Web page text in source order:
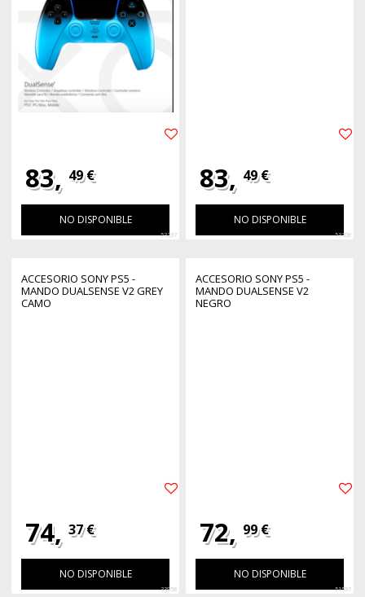
83, 49 €
NO DISPONIBLE
53297
83, 49 €
NO DISPONIBLE
53308
ACCESORIO SONY PS5 -
MANDO DUALSENSE V2 GREY
CAMO
74, 37 €
NO DISPONIBLE
33958
ACCESORIO SONY PS5 -
MANDO DUALSENSE V2
NEGRO
72, 99 €
NO DISPONIBLE
51597